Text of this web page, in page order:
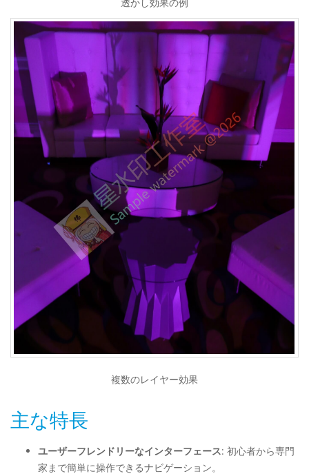
複数のレイヤー効果
主な特長
ユーザーフレンドリーなインターフェース: 初心者から専門
家まで簡単に操作できるナビゲーション。